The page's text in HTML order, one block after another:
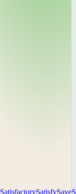
SatisfactorySatisfySave